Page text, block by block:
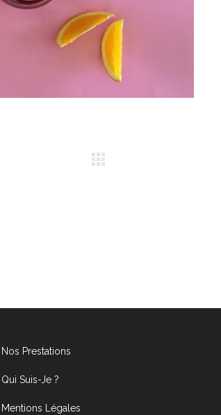
Nos Prestations
Qui Suis-Je ?
Mentions Légales